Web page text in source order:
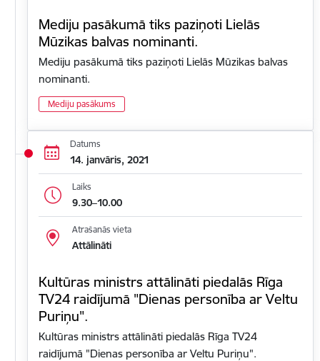
Mediju pasākumā tiks paziņoti Lielās
Mūzikas balvas nominanti.
Mediju pasākumā tiks paziņoti Lielās Mūzikas balvas
nominanti.
Mediju pasākums
Datums
14. janvāris, 2021
Laiks
9.30–10.00
Atrašanās vieta
Attālināti
Kultūras ministrs attālināti piedalās Rīga
TV24 raidījumā "Dienas personība ar Veltu
Puriņu".
Kultūras ministrs attālināti piedalās Rīga TV24
raidījumā "Dienas personība ar Veltu Puriņu".